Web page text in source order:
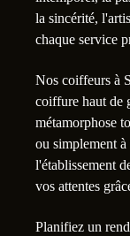
la sincérité,
chaque service
Nos coiffeurs à
coiffure haut de
métamorphose
ou simplement
l'établissement
vos attentes
Planifiez un